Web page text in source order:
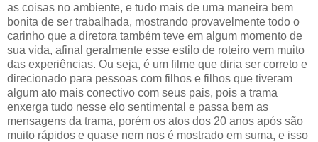
as coisas no ambiente, e tudo mais de uma maneira bem
bonita de ser trabalhada, mostrando provavelmente todo o
carinho que a diretora também teve em algum momento de
sua vida, afinal geralmente esse estilo de roteiro vem muito
das experiências. Ou seja, é um filme que diria ser correto e
direcionado para pessoas com filhos e filhos que tiveram
algum ato mais conectivo com seus pais, pois a trama
enxerga tudo nesse elo sentimental e passa bem as
mensagens da trama, porém os atos dos 20 anos após são
muito rápidos e quase nem nos é mostrado em suma, e isso